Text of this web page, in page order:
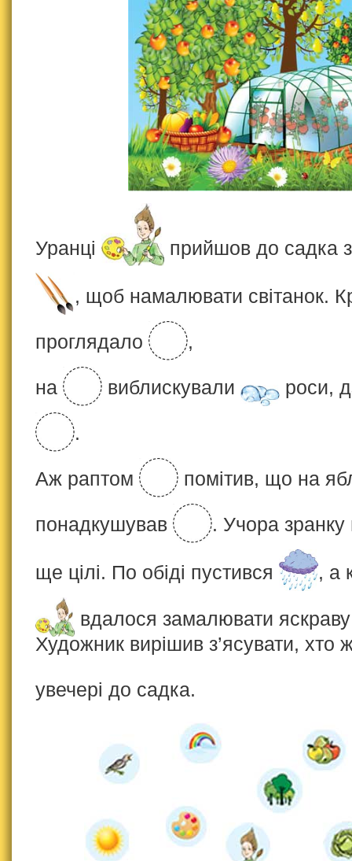
Уранці прийшов до садка
, щоб намалювати світанок.
проглядало ,
на виблискували роси,
.
Аж раптом помітив, що на
понадкушував . Учора
ще цілі. По обіді пустився , а
вдалося замалювати
Художник вирішив з’ясувати, хто
увечері до садка.